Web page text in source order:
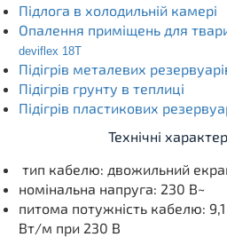
Підлога в холодильній камері
Опалення приміщень для
deviflex 18T
Підігрів металевих
Підігрів грунту в теплиці
Підігрів пластикових
Технічні
тип кабелю: двожильний
номінальна напруга: 230 В~
питома потужність кабелю:
Вт/м при 230 В